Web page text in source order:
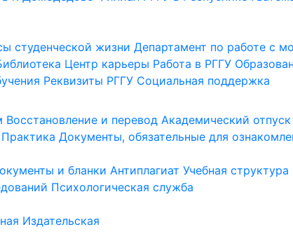
студенческой жизни Департамент по работе с
Центр карьеры Работа в РГГУ
Реквизиты РГГУ Социальная поддержка
Восстановление и перевод Академический отпуск
Практика Документы, обязательные для
и бланки Антиплагиат Учебная структура
Психологическая служба
Издательская